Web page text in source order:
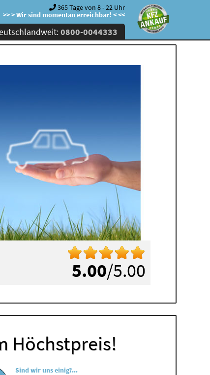
365 Tage von 8 - 22 Uhr
>> > Wir sind momentan erreichbar! < <<
0800-0044333
5.00/5.00
Höchstpreis!
Sind wir uns einig?...